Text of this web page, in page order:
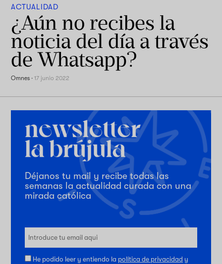
ACTUALIDAD
¿Aún no recibes la
noticia del día a través
de Whatsapp?
Omnes ·17 junio 2022
Déjanos tu mail y recibe todas las
semanas la actualidad curada con una
mirada católica
He podido leer y entiendo la política de privacidad y